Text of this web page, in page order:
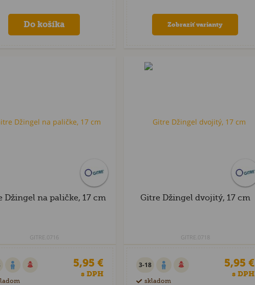
Zobraziť varianty
Džingel na paličke, 17 cm
GITRE.0716
5,95 €
s DPH
Gitre Džingel dvojitý, 17 cm
GITRE.0718
3-18
skladom
5,95 €
s DPH